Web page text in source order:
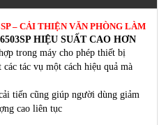
– CẢI THIỆN VĂN PHÒNG LÀM
HIỆU SUẤT CAO HƠN
trong máy cho phép thiết bị
tác vụ một cách hiệu quả mà
tiến cũng giúp người dùng giảm
cao liên tục